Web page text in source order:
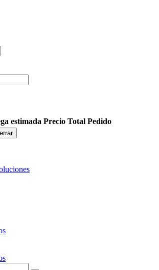
estimada Precio Total Pedido